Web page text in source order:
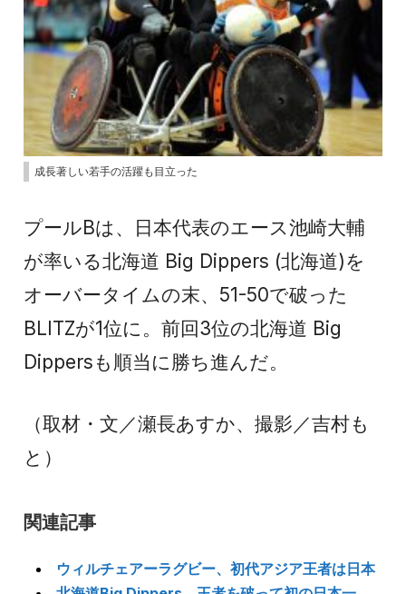
成長著しい若手の活躍も目立った
プールBは、日本代表のエース池崎大輔
が率いる北海道 Big Dippers (北海道)を
オーバータイムの末、51-50で破った
BLITZが1位に。前回3位の北海道 Big
Dippersも順当に勝ち進んだ。
（取材・文／瀬長あすか、撮影／吉村も
と）
関連記事
ウィルチェアーラグビー、初代アジア王者は日本